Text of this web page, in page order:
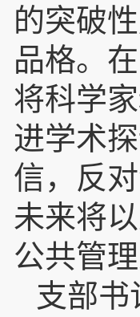
的突破
品格。
将科学
进学术
信，反
未来将
公共管
支部